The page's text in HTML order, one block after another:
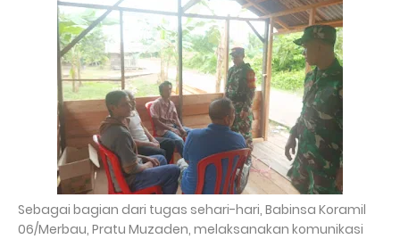
Sebagai bagian dari tugas sehari-hari, Babinsa Koramil
06/Merbau, Pratu Muzaden, melaksanakan komunikasi